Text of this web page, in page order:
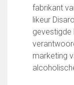
Onze opleiding
Jeugdopleiding
Profiel
Opleidingsteams
Beleidsplan Jeugd
fabrikant
likeur
gevestigde
marketing